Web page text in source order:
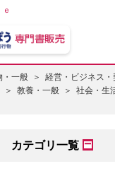
ｅ
・一般
経営・ビジネス
教養・一般 社会・生
カテゴリ一覧